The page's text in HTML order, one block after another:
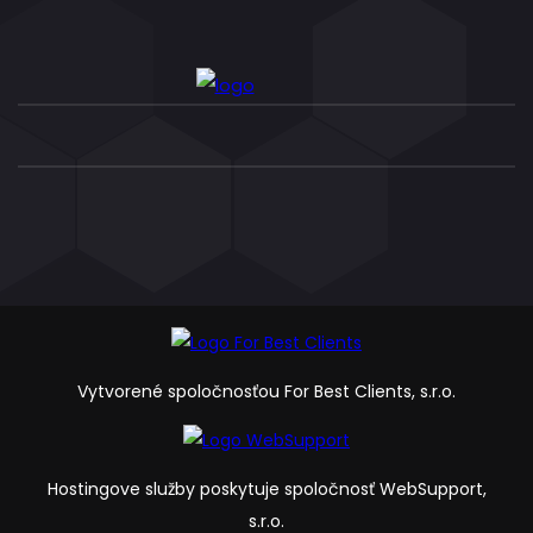
Vytvorené spoločnosťou For Best Clients, s.r.o.
Hostingove služby poskytuje spoločnosť WebSupport,
s.r.o.